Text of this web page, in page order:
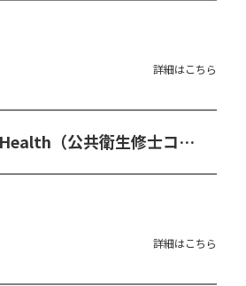
詳細はこちら
MSc in Public Health（公共衛生修士コース）
詳細はこちら